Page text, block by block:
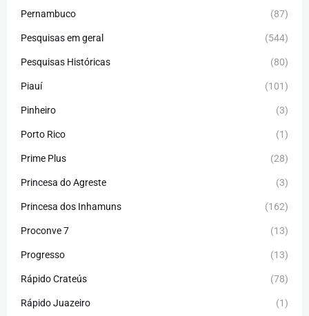
Pernambuco (87)
Pesquisas em geral (544)
Pesquisas Históricas (80)
Piauí (101)
Pinheiro (3)
Porto Rico (1)
Prime Plus (28)
Princesa do Agreste (3)
Princesa dos Inhamuns (162)
Proconve 7 (13)
Progresso (13)
Rápido Crateús (78)
Rápido Juazeiro (1)